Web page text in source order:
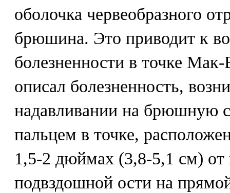
оболочка червеобразного
брюшина. Это приводит к
болезненности в точке
описал болезненность,
надавливании на брюшную
пальцем в точке,
1,5-2 дюймах (3,8-5,1 см) от
подвздошной ости на